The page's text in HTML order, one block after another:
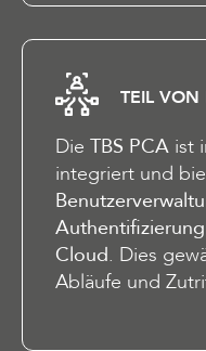
TEIL
Die TBS PCA ist
integriert und
Cloud. Dies
Abläufe und